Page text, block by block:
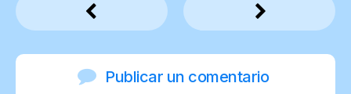
Publicar un comentario